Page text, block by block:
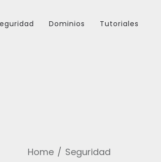
Dominios Tutoriales
Home
Seguridad